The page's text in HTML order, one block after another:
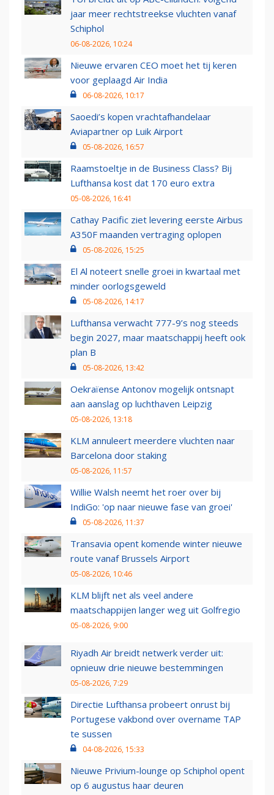
jaar meer rechtstreekse vluchten vanaf
Schiphol
06-08-2026, 10:24
Nieuwe ervaren CEO moet het tij keren
voor geplaagd Air India
06-08-2026, 10:17
Saoedi’s kopen vrachtafhandelaar
Aviapartner op Luik Airport
05-08-2026, 16:57
Raamstoeltje in de Business Class? Bij
Lufthansa kost dat 170 euro extra
05-08-2026, 16:41
Cathay Pacific ziet levering eerste Airbus
A350F maanden vertraging oplopen
05-08-2026, 15:25
El Al noteert snelle groei in kwartaal met
minder oorlogsgeweld
05-08-2026, 14:17
Lufthansa verwacht 777-9’s nog steeds
begin 2027, maar maatschappij heeft ook
plan B
05-08-2026, 13:42
Oekraïense Antonov mogelijk ontsnapt
aan aanslag op luchthaven Leipzig
05-08-2026, 13:18
KLM annuleert meerdere vluchten naar
Barcelona door staking
05-08-2026, 11:57
Willie Walsh neemt het roer over bij
IndiGo: 'op naar nieuwe fase van groei'
05-08-2026, 11:37
Transavia opent komende winter nieuwe
route vanaf Brussels Airport
05-08-2026, 10:46
KLM blijft net als veel andere
maatschappijen langer weg uit Golfregio
05-08-2026, 9:00
Riyadh Air breidt netwerk verder uit:
opnieuw drie nieuwe bestemmingen
05-08-2026, 7:29
Directie Lufthansa probeert onrust bij
Portugese vakbond over overname TAP
te sussen
04-08-2026, 15:33
Nieuwe Privium-lounge op Schiphol opent
op 6 augustus haar deuren